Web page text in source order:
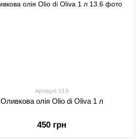
Артикул: 13.6
Оливкова олія Olio di Oliva 1 л
450 грн